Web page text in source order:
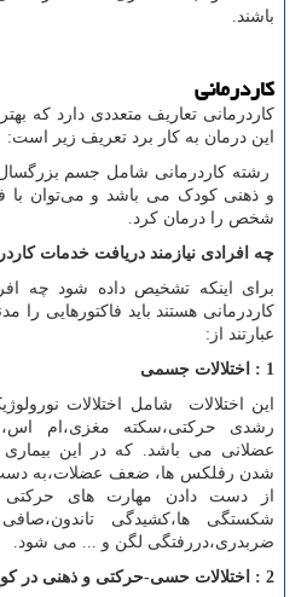
باشند.
کاردرمانی
کاردرمانی تعاریف متعددی دارد که
این درمان به کار برد تعریف زیر است:
رشته کاردرمانی شامل جسم
و ذهنی کودک می باشد و می‌توان با
شخص را درمان کرد.
چه افرادی نیازمند دریافت خدمات
برای اینکه تشخیص داده شود چه
کاردرمانی هستند باید فاکتورهایی را
عبارتند از:
1 : اختلالات جسمی
این اختلالات شامل اختلالات
رشدی حرکتی،سکته مغزی،ام اس،
عضلانی می باشد. که در این بیماری
شدن رفلکس ها، ضعف عضلات،به دست
از دست دادن مهارت های حرکتی و
شکستگی ها،کشیدگی تاندون،صافی
ضربدری،دررفتگی لگن و ... می شود.
2 : اختلالات حسی-حرکتی و ذهنی در کودکان